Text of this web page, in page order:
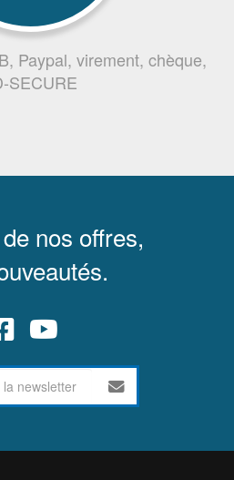
Paypal, virement, chèque,
SECURE
nos offres,